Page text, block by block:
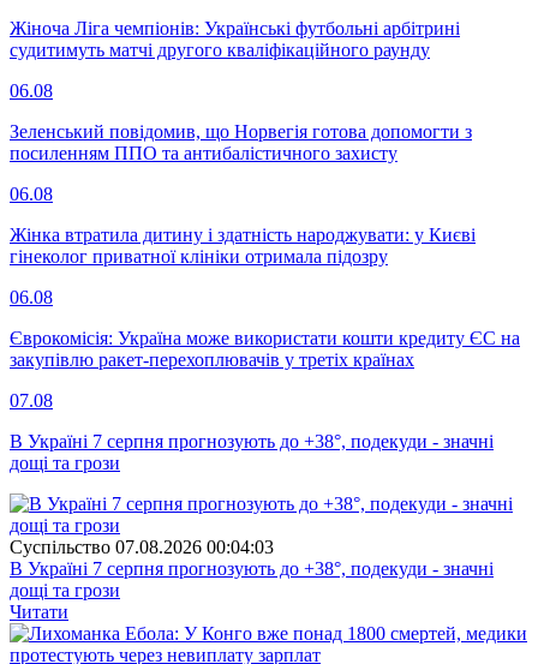
Жіноча Ліга чемпіонів: Українські футбольні арбітрині
судитимуть матчі другого кваліфікаційного раунду
06.08
Зеленський повідомив, що Норвегія готова допомогти з
посиленням ППО та антибалістичного захисту
06.08
Жінка втратила дитину і здатність народжувати: у Києві
гінеколог приватної клініки отримала підозру
06.08
Єврокомісія: Україна може використати кошти кредиту ЄС на
закупівлю ракет-перехоплювачів у третіх країнах
07.08
В Україні 7 серпня прогнозують до +38°, подекуди - значні
дощі та грози
Суспiльство 07.08.2026 00:04:03
В Україні 7 серпня прогнозують до +38°, подекуди - значні
дощі та грози
Читати